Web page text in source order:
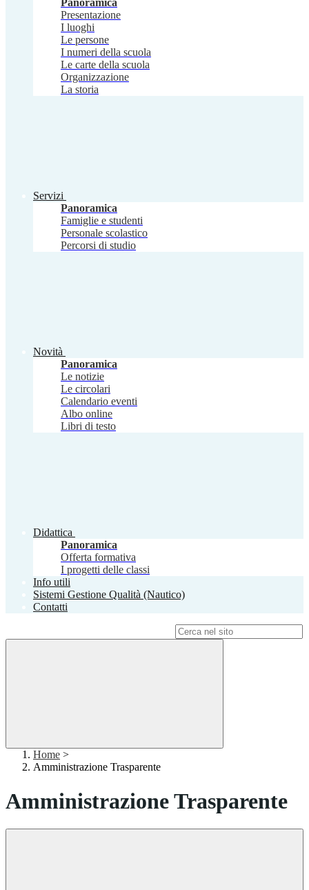
Panoramica
Presentazione
I luoghi
Le persone
I numeri della scuola
Le carte della scuola
Organizzazione
La storia
Servizi
Panoramica
Famiglie e studenti
Personale scolastico
Percorsi di studio
Novità
Panoramica
Le notizie
Le circolari
Calendario eventi
Albo online
Libri di testo
Didattica
Panoramica
Offerta formativa
I progetti delle classi
Info utili
Sistemi Gestione Qualità (Nautico)
Contatti
Home >
Amministrazione Trasparente
Amministrazione Trasparente